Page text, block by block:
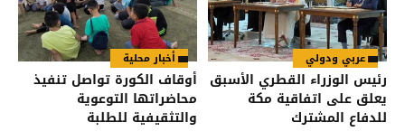
عربي ودولي
رئيس الوزراء القطري الأسبق
يعلق على اتفاقية مكة
للدفاع المشترك
أخبار محلية
أوقاف الكورة تواصل تنفيذ
محاضراتها التوعوية
والتثقيفية للطلبة